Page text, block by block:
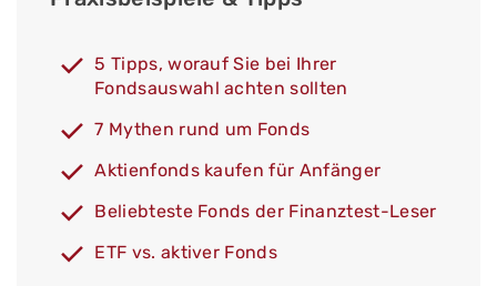
5 Tipps, worauf Sie bei Ihrer
Fondsauswahl achten sollten
7 Mythen rund um Fonds
Aktienfonds kaufen für Anfänger
Beliebteste Fonds der Finanztest-Leser
ETF vs. aktiver Fonds